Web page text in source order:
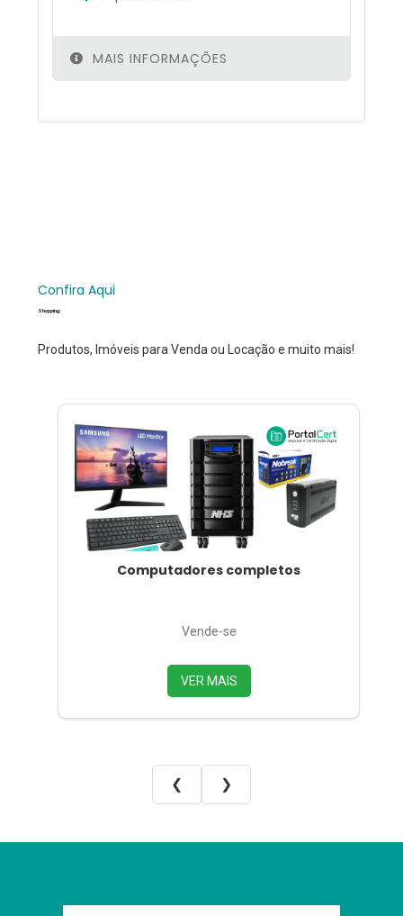
MAIS INFORMAÇÕES
Confira Aqui
Shopping
Produtos, Imóveis para Venda ou Locação e muito mais!
Computadores completos
Vende-se
VER MAIS
❮ ❯